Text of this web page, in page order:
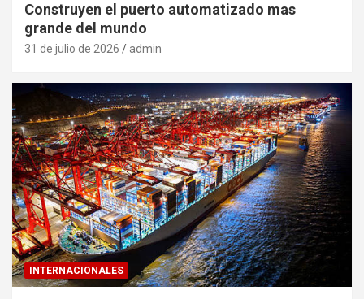
Construyen el puerto automatizado mas
grande del mundo
31 de julio de 2026 admin
INTERNACIONALES